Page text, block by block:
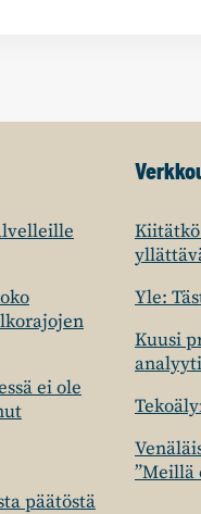
ei ole
päätöstä
Kiitätkö
Yle:
Kuusi
”Meillä